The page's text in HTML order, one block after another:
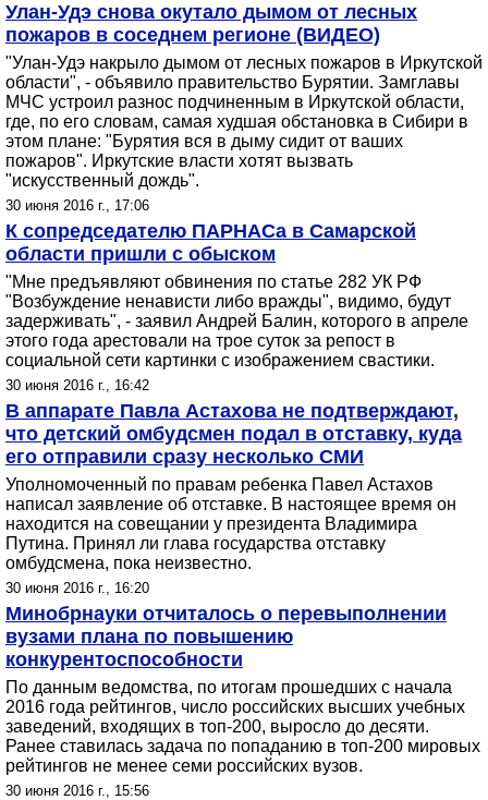
Улан-Удэ снова окутало дымом от лесных
пожаров в соседнем регионе (ВИДЕО)
"Улан-Удэ накрыло дымом от лесных пожаров в Иркутской
области", - объявило правительство Бурятии. Замглавы
МЧС устроил разнос подчиненным в Иркутской области,
где, по его словам, самая худшая обстановка в Сибири в
этом плане: "Бурятия вся в дыму сидит от ваших
пожаров". Иркутские власти хотят вызвать
"искусственный дождь".
30 июня 2016 г., 17:06
К сопредседателю ПАРНАСа в Самарской
области пришли с обыском
"Мне предъявляют обвинения по статье 282 УК РФ
"Возбуждение ненависти либо вражды", видимо, будут
задерживать", - заявил Андрей Балин, которого в апреле
этого года арестовали на трое суток за репост в
социальной сети картинки с изображением свастики.
30 июня 2016 г., 16:42
В аппарате Павла Астахова не подтверждают,
что детский омбудсмен подал в отставку, куда
его отправили сразу несколько СМИ
Уполномоченный по правам ребенка Павел Астахов
написал заявление об отставке. В настоящее время он
находится на совещании у президента Владимира
Путина. Принял ли глава государства отставку
омбудсмена, пока неизвестно.
30 июня 2016 г., 16:20
Минобрнауки отчиталось о перевыполнении
вузами плана по повышению
конкурентоспособности
По данным ведомства, по итогам прошедших с начала
2016 года рейтингов, число российских высших учебных
заведений, входящих в топ-200, выросло до десяти.
Ранее ставилась задача по попаданию в топ-200 мировых
рейтингов не менее семи российских вузов.
30 июня 2016 г., 15:56